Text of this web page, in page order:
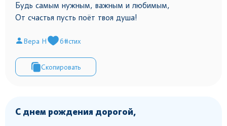
Будь самым нужным, важным и любимым,
От счастья пусть поёт твоя душа!
Вера Н 6#стих
Скопировать
С днем рождения дорогой,